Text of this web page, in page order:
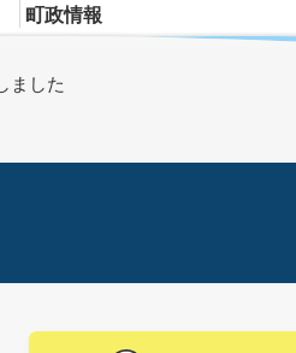
町政情報
ました